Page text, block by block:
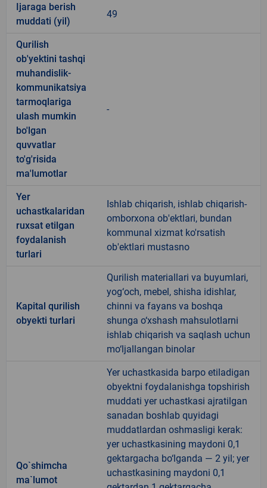
Ijaraga berish
muddati (yil)
49
Qurilish
ob'yektini tashqi
muhandislik-
kommunikatsiya
tarmoqlariga
ulash mumkin
bo'lgan
quvvatlar
to'g'risida
ma'lumotlar
-
Yer
uchastkalaridan
ruxsat etilgan
foydalanish
turlari
Ishlab chiqarish, ishlab chiqarish-
omborxona ob'ektlari, bundan
kommunal xizmat ko'rsatish
ob'ektlari mustasno
Kapital qurilish
obyekti turlari
Qurilish materiallari va buyumlari,
yog‘och, mebel, shisha idishlar,
chinni va fayans va boshqa
shunga o‘xshash mahsulotlarni
ishlab chiqarish va saqlash uchun
mo‘ljallangan binolar
Qo`shimcha
ma`lumot
Yer uchastkasida barpo etiladigan
obyektni foydalanishga topshirish
muddati yer uchastkasi ajratilgan
sanadan boshlab quyidagi
muddatlardan oshmasligi kerak:
yer uchastkasining maydoni 0,1
gektargacha bo‘lganda — 2 yil; yer
uchastkasining maydoni 0,1